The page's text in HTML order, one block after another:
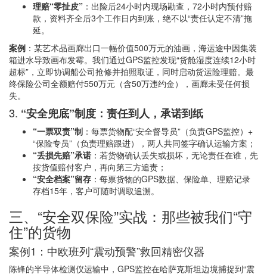
理赔“零扯皮” ：出险后24小时内现场勘查，72小时内预付赔
款，资料齐全后3个工作日内到账，绝不以“责任认定不清”拖
延。
案例 ：某艺术品画廊出口一幅价值500万元的油画，海运途中因集装
箱进水导致画布发霉。我们通过GPS监控发现“货舱湿度连续12小时
超标”，立即协调船公司抢修并拍照取证，同时启动货运险理赔。最
终保险公司全额赔付550万元（含50万违约金），画廊未受任何损
失。
3. “安全兜底”制度：责任到人，承诺到纸
“一票双责”制 ：每票货物配“安全督导员”（负责GPS监控）+
“保险专员”（负责理赔跟进），两人共同签字确认运输方案；
“丢损先赔”承诺 ：若货物确认丢失或损坏，无论责任在谁，先
按货值赔付客户，再向第三方追责；
“安全档案”留存 ：每票货物的GPS数据、保险单、理赔记录
存档15年，客户可随时调取追溯。
三、“安全双保险”实战：那些被我们“守
住”的货物
案例1：中欧班列“震动预警”救回精密仪器
陈锋的半导体检测仪运输中，GPS监控在哈萨克斯坦边境捕捉到“震